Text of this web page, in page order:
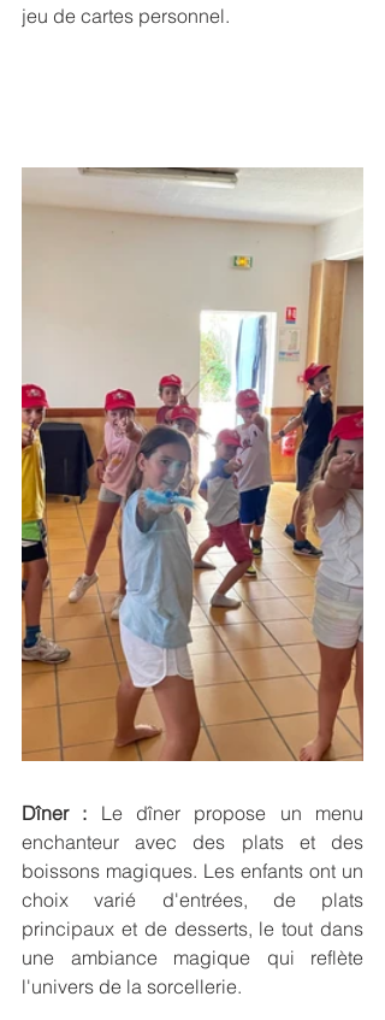
jeu de cartes personnel.
Dîner : Le dîner propose un menu
enchanteur avec des plats et des
boissons magiques. Les enfants ont un
choix varié d'entrées, de plats
principaux et de desserts, le tout dans
une ambiance magique qui reflète
l'univers de la sorcellerie.